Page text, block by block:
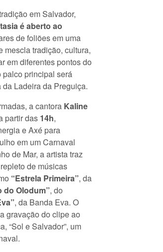
em Salvador,
é aberto ao
de foliões em uma
mescla tradição, cultura,
em diferentes pontos do
palco principal será
Ladeira da Preguiça.
a cantora Kaline
partir das 14h,
e Axé para
em um Carnaval
de Mar, a artista traz
de músicas
“Estrela Primeira”, da
do Olodum”, do
, da Banda Eva. O
gravação do clipe ao
“Sol e Salvador”, um